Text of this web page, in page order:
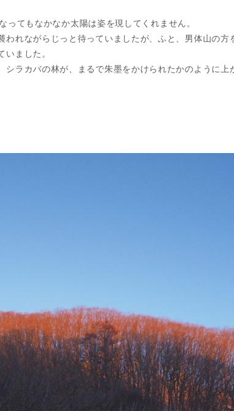
てもなかなか太陽は姿を現してくれません。
われながらじっと待っていましたが、ふと、男体山の方
ました。
ラカバの林が、まるで朱墨をかけられたかのように上